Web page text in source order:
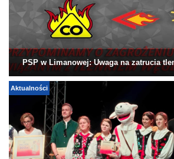
PSP w Limanowej: Uwaga na zatrucia
Aktualności